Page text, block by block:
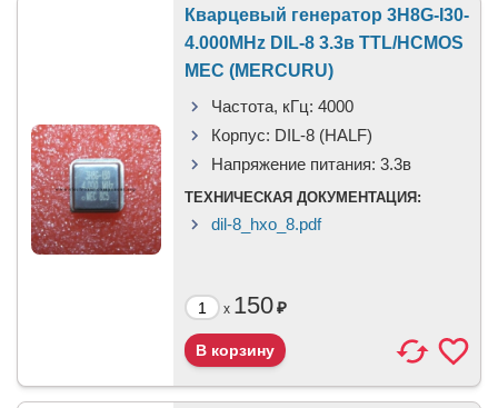
Кварцевый генератор 3H8G-I30-
4.000MHz DIL-8 3.3в TTL/HCMOS
МЕС (MERCURU)
Частота, кГц: 4000
Корпус: DIL-8 (HALF)
Напряжение питания: 3.3в
ТЕХНИЧЕСКАЯ ДОКУМЕНТАЦИЯ:
dil-8_hxo_8.pdf
x 150₽